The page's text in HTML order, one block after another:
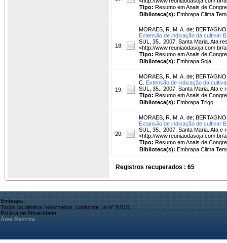
Tipo: Resumo em Anais de
Biblioteca(s): Embrapa Clima
18.
MORAES, R. M. A. de;
Extensão de indicação da cultivar
SUL, 35., 2007, Santa Maria. Ata
<http://www.reuniaodasoja.com.br/
Tipo: Resumo em Anais de
Biblioteca(s): Embrapa Soja.
19.
MORAES, R. M. A. de;
C. Extensão de indicação da
SUL, 35., 2007, Santa Maria. Ata e
Tipo: Resumo em Anais de
Biblioteca(s): Embrapa Trigo.
20.
MORAES, R. M. A. de;
Extansão de indicação de cultivar
SUL, 35., 2007, Santa Maria. Ata e
<http://www.reuniaodasoja.com.br/
Tipo: Resumo em Anais de
Biblioteca(s): Embrapa Clima
Registros recuperados : 65
Embrapa
Todos os direitos reservados, conforme Lei n° 9.610
Política de Privacidade
Área Restrita